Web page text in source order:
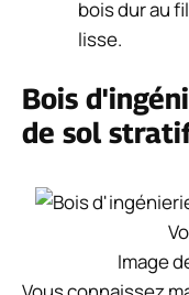
bois dur au
lisse.
Bois
de sol
Image